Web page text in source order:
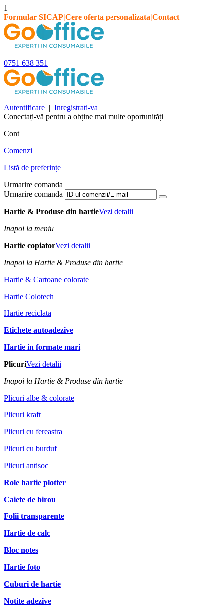
1
Formular SICAP|Cere oferta personalizata|Contact
0751 638 351
Autentificare | Inregistrati-va
Conectați-vă pentru a obține mai multe oportunități
Cont
Comenzi
Listă de preferințe
Urmarire comanda
Urmarire comanda
Hartie & Produse din hartieVezi detalii
Inapoi la meniu
Hartie copiatorVezi detalii
Inapoi la Hartie & Produse din hartie
Hartie & Cartoane colorate
Hartie Colotech
Hartie reciclata
Etichete autoadezive
Hartie in formate mari
PlicuriVezi detalii
Inapoi la Hartie & Produse din hartie
Plicuri albe & colorate
Plicuri kraft
Plicuri cu fereastra
Plicuri cu burduf
Plicuri antisoc
Role hartie plotter
Caiete de birou
Folii transparente
Hartie de calc
Bloc notes
Hartie foto
Cuburi de hartie
Notite adezive